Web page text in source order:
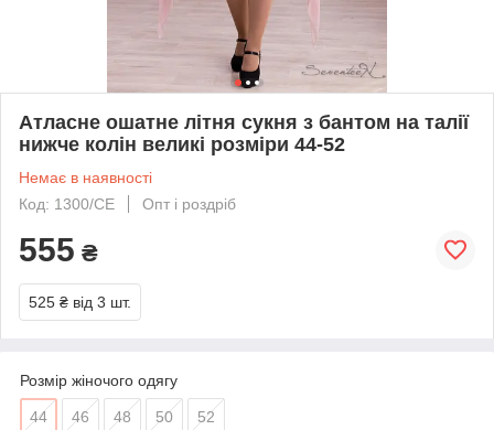
Атласне ошатне літня сукня з бантом на талії
нижче колін великі розміри 44-52
Немає в наявності
Код: 1300/СЕ
Опт і роздріб
555 ₴
525 ₴ від 3 шт.
Розмір жіночого одягу
44 46 48 50 52